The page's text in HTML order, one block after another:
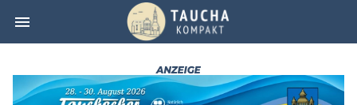
menu Zwicksche